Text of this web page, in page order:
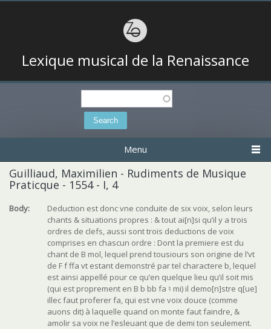
Lexique musical de la Renaissance
Search
Menu
Guilliaud, Maximilien - Rudiments de Musique
Praticque - 1554 - I, 4
Body:
Deduction est donc vne conduite de six voix, selon leurs
chants & situations propres : & tout ai[n]si qu’il y a trois
ordres de clefs, aussi sont trois deductions de voix
comprises en chascun ordre : Dont la premiere est du
chant de B mol, lequel prend tousiours son origine de l’vt
de F f ffa vt estant demonstré par tel charactere b, lequel
est ainsi appellé pour ce qu’en quelque lieu qu’il soit mis
(qui est proprement en B b bb fa ♮ mi) il demo[n]stre q[ue]
illec faut proferer fa, qui est vne voix douce (comme
auons dit) à laquelle quand on monte faut faindre, &
amolir sa voix ne l’esleuant que de demi ton seulement.